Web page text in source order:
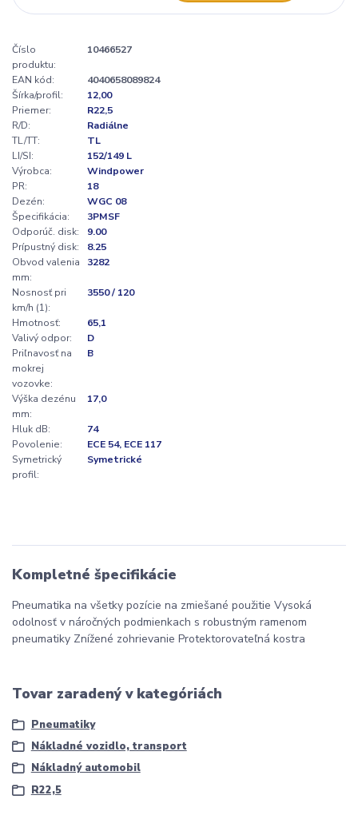
Číslo
produktu:
10466527
EAN kód:
4040658089824
Šírka/profil:
12,00
Priemer:
R22,5
R/D:
Radiálne
TL/TT:
TL
LI/SI:
152/149 L
Výrobca:
Windpower
PR:
18
Dezén:
WGC 08
Špecifikácia:
3PMSF
Odporúč. disk:
9.00
Prípustný disk:
8.25
Obvod valenia
mm:
3282
Nosnosť pri
km/h (1):
3550 / 120
Hmotnosť:
65,1
Valivý odpor:
D
Priľnavosť na
mokrej
vozovke:
B
Výška dezénu
mm:
17,0
Hluk dB:
74
Povolenie:
ECE 54, ECE 117
Symetrický
profil:
Symetrické
Kompletné špecifikácie
Pneumatika na všetky pozície na zmiešané použitie Vysoká
odolnosť v náročných podmienkach s robustným ramenom
pneumatiky Znížené zohrievanie Protektorovateľná kostra
Tovar zaradený v kategóriách
Pneumatiky
Nákladné vozidlo, transport
Nákladný automobil
R22,5